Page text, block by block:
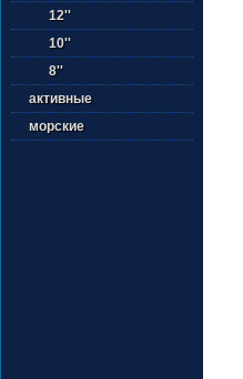
12''
10''
8''
активные
морские